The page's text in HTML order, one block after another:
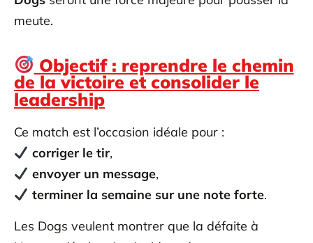
meute.
Objectif : reprendre le chemin
de la victoire et consolider le
leadership
Ce match est l’occasion idéale pour :
corriger le tir,
envoyer un message,
terminer la semaine sur une note forte.
Les Dogs veulent montrer que la défaite à